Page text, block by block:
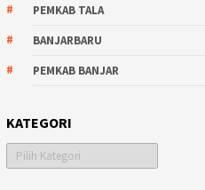
PEMKAB TALA
BANJARBARU
PEMKAB BANJAR
KATEGORI
Kategori